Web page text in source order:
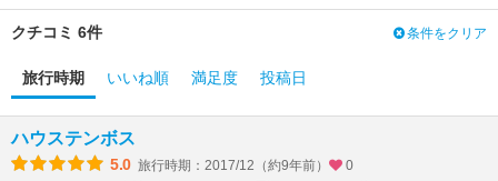
クチコミ 6件 条件をクリア
旅行時期 いいね順 満足度 投稿日
ハウステンボス
5.0 旅行時期：2017/12（約9年前）
0